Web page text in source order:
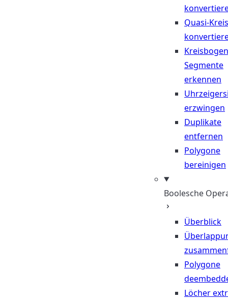
Quasi-
Segmente
erkennen
erzwingen
Duplikate
entfernen
Polygone
bereinigen
Boolesche
Überblick
Polygone
Löcher